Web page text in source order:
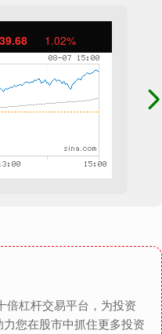
39.68 1.02%
倍杠杆交易平台，为投资
您在股市中抓住更多投资